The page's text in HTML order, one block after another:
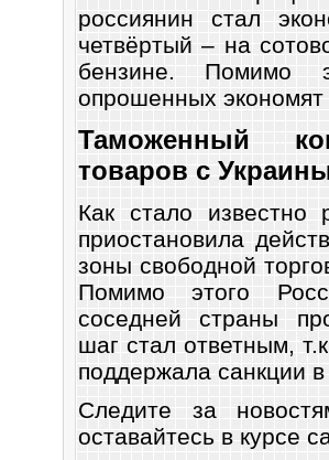
россиянин стал
четвёртый – на
бензине. Помимо
опрошенных
Таможенный
товаров с
Как стало известно
приостановила
зоны свободной
Помимо этого
соседней страны
шаг стал ответным,
поддержала санкции
Следите за
оставайтесь в курсе